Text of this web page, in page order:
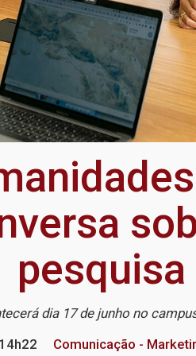
pesquisa
dia 17 de junho no
14h22 Comunicação -